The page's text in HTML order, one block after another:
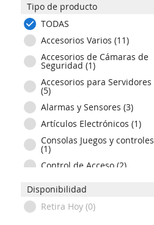
GTC (2)
HARMAN/KARDON (1)
HONEYWELL (1)
HONOR (4)
HP (10)
HPE (1)
HYPERX (2)
INTEL (9)
JABRA (2)
JBL (65)
KLIP XTREME (51)
KYOCERA (4)
Tipo de producto
TODAS
Accesorios Varios (11)
Accesorios de Cámaras de
Seguridad (1)
Accesorios para Servidores
(5)
Alarmas y Sensores (3)
Artículos Electrónicos (1)
Consolas Juegos y controles
(1)
Control de Acceso (2)
Mousepad y Apoyo (1)
Producción | gestión
Disponibilidad
Retira Hoy (0)